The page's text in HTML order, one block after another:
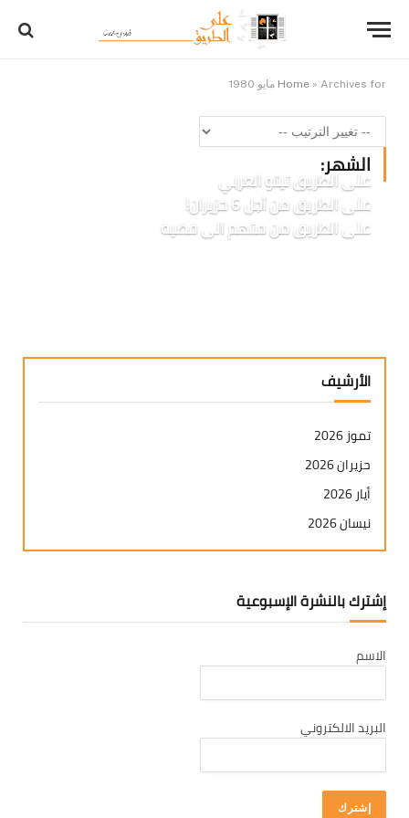
Home » Archives for مايو 1980
الشهر:
على الطريق تيتو العربي
على الطريق من أجل 6 حزيران!
على الطريق من متهم الى قضية
الأرشيف
تموز 2026
حزيران 2026
أيار 2026
نيسان 2026
آذار 2026
كانون ثاني 2026
تشرين ثاني 2025
تشرين أول 2025
أيلول 2025
تموز 2025
إشترك بالنشرة الإسبوعية
الاسم
البريد الالكتروني